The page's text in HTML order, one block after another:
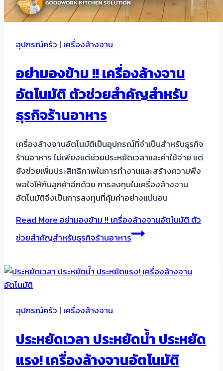
อุปกรณ์ครัว | เครื่องล้างจาน
อย่ามองข้าม !! เครื่องล้างจาน
อัตโนมัติ ตัวช่วยสำคัญสำหรับ
ธุรกิจร้านอาหาร
เครื่องล้างจานอัตโนมัติเป็นอุปกรณ์ที่จำเป็นสำหรับธุรกิจ
ร้านอาหาร ไม่เพียงแต่ช่วยประหยัดเวลาและค่าใช้จ่าย แต่
ยังช่วยเพิ่มประสิทธิภาพในการทำงานและสร้างความพึง
พอใจให้กับลูกค้าอีกด้วย การลงทุนในเครื่องล้างจาน
อัตโนมัติจึงเป็นการลงทุนที่คุ้มค่าอย่างแน่นอน
Read More อย่ามองข้าม !! เครื่องล้างจานอัตโนมัติ ตัว
ช่วยสำคัญสำหรับธุรกิจร้านอาหาร
อุปกรณ์ครัว | เครื่องล้างจาน
ประหยัดเวลา ประหยัดน้ำ ประหยัด
แรง! เครื่องล้างจานอัตโนมัติ